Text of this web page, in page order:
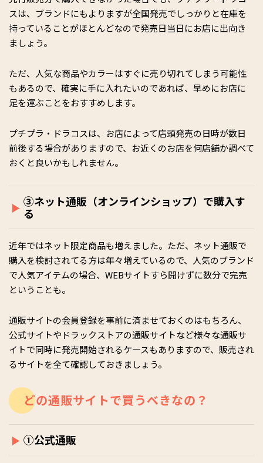
スは、ブランドにもよりますが全国発売でしっかりと在庫を
持っていることがほとんどなので発売日当日にお店に出向き
ましょう。
ただ、人気な商品やカラーはすぐに売り切れてしまう可能性
もあるので、確実に手に入れたいのであれば、早めにお店に
足を運ぶことをおすすめします。
プチプラ・ドラコスは、お店によって店頭発売の日時が数日
前後する場合がありますので、お近くのお店を何店舗か調べて
おくと良いかもしれません。
③ネット通販（オンラインショップ）で購入す
る
近年ではネット限定商品も増えました。ただ、ネット通販で
購入を検討されてる方は年々増えているので、人気のブランド
で人気アイテムの場合、WEBサイトすら開けずに数分で完売
ということも。
通販サイトの会員登録を事前に済ませておくのはもちろん、
公式サイトやドラックストアの通販サイトなど様々な通販サ
イトで同時に発売開始されるケースもありますので、販売され
るサイトを全て確認しておきましょう。
どの通販サイトで買うべきなの？
①公式通販